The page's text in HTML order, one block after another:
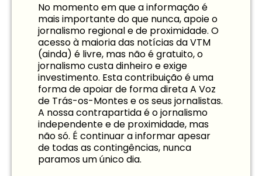
No momento em que a informação é
mais importante do que nunca, apoie o
jornalismo regional e de proximidade. O
acesso à maioria das notícias da VTM
(ainda) é livre, mas não é gratuito, o
jornalismo custa dinheiro e exige
investimento. Esta contribuição é uma
forma de apoiar de forma direta A Voz
de Trás-os-Montes e os seus jornalistas.
A nossa contrapartida é o jornalismo
independente e de proximidade, mas
não só. É continuar a informar apesar
de todas as contingências, nunca
paramos um único dia.